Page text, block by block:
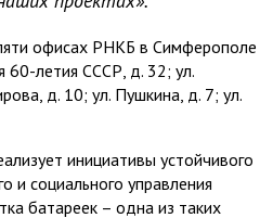
офисах РНКБ в Симферополе
60-летия СССР, д. 32; ул.
д. 10; ул. Пушкина, д. 7; ул.
инициативы устойчивого
и социального управления
батареек – одна из таких